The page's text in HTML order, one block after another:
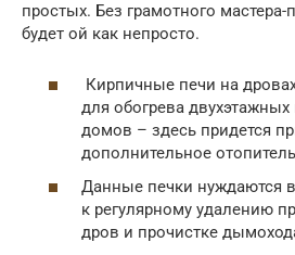
простых. Без грамотного мастера-
будет ой как непросто.
Кирпичные печи на
для обогрева
домов – здесь придется
дополнительное
Данные печки нуждаются
к регулярному удалению
дров и прочистке